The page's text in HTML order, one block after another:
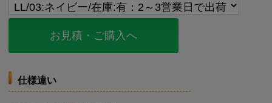
お見積・ご購入へ
仕様違い